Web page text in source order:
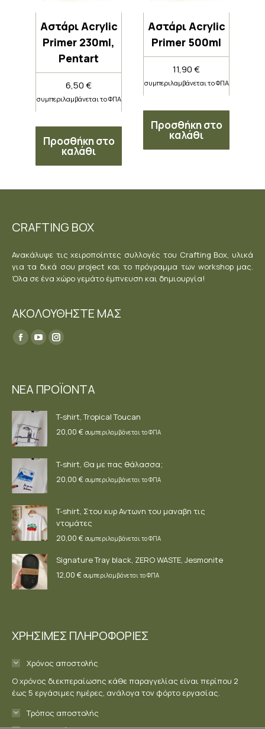
Αστάρι Acrylic
Primer 230ml,
Pentart
6,50€
συμπεριλαμβάνεται το ΦΠΑ
Προσθήκη στο
καλάθι
Αστάρι Acrylic
Primer 500ml
11,90€
συμπεριλαμβάνεται το ΦΠΑ
Προσθήκη στο
καλάθι
CRAFTING BOX
Ανακάλυψε τις χειροποίητες συλλογές του Crafting Box, υλικά
για τα δικά σου project και το πρόγραμμα των workshop μας.
Όλα σε ένα χώρο γεμάτο έμπνευση και δημιουργία!
ΑΚΟΛΟΥΘΗΣΤΕ ΜΑΣ
Find us on:
Facebook
in
window
YouTube
in
window
Instagram
in
window
ΝΕΑ ΠΡΟΪΟΝΤΑ
T-shirt, Tropical Toucan
20,00 € συμπεριλαμβάνεται το ΦΠΑ
T-shirt, Θα με πας θάλασσα;
20,00 € συμπεριλαμβάνεται το ΦΠΑ
T-shirt, Στου κυρ Αντωνη του μαναβη τις
ντομάτες
20,00 € συμπεριλαμβάνεται το ΦΠΑ
Signature Tray black, ZERO WASTE, Jesmonite
12,00 € συμπεριλαμβάνεται το ΦΠΑ
ΧΡΗΣΙΜΕΣ ΠΛΗΡΟΦΟΡΙΕΣ
Χρόνος αποστολής
Ο χρόνος διεκπεραίωσης κάθε παραγγελίας είναι περίπου 2
έως 5 εργάσιμες ημέρες, ανάλογα τον φόρτο εργασίας.
Τρόπος αποστολής